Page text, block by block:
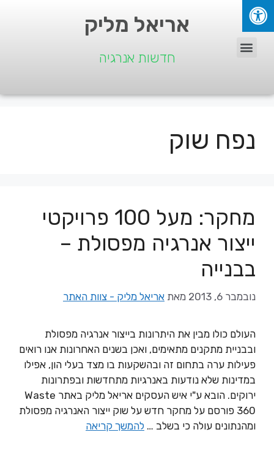
אריאל מליק
חדשות אנרגיה
נפח שוק
מחקר: מעל 100 פרויקטי
ייצור אנרגיה מפסולת –
בבנייה
נובמבר 6, 2013 מאת אריאל מליק - צוות האתר
העולם כולו מבין את היתרונות בייצור אנרגיה מפסולת
ובבניית מתקנים מתאימים, ואכן בשנים האחרונות אנו רואים
פעילות ערה בתחום זה ובהשקעות בו מצד בעלי הון, אפילו
במדינות שלא נודעות באנרגיות מתחדשות ובפתרונות
ירוקים. הובא ע"י איש העסקים אריאל מליק באתר Waste
360 פורסם על מחקר חדש על שוק ייצור האנרגיה מפסולת
ומהנתונים עולה כי בשלב … להמשך קריאה